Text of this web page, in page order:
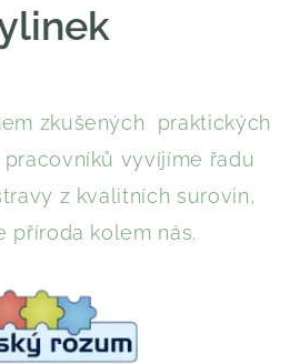
zkušených praktických
vyvíjíme řadu
z kvalitních surovin,
příroda kolem nás.